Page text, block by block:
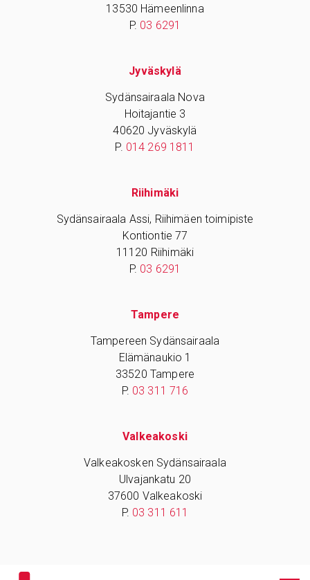
13530 Hämeenlinna
P. 03 6291
Jyväskylä
Sydänsairaala Nova
Hoitajantie 3
40620 Jyväskylä
P. 014 269 1811
Riihimäki
Sydänsairaala Assi, Riihimäen toimipiste
Kontiontie 77
11120 Riihimäki
P. 03 6291
Tampere
Tampereen Sydänsairaala
Elämänaukio 1
33520 Tampere
P. 03 311 716
Valkeakoski
Valkeakosken Sydänsairaala
Ulvajankatu 20
37600 Valkeakoski
P. 03 311 611
© 2017 Sydänsairaala -